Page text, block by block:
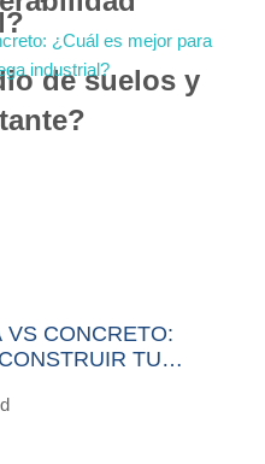
de suelos y
VS CONCRETO:
TU